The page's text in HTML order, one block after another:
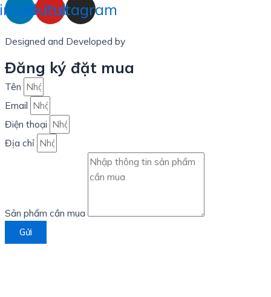
Youtube
Instagram
Designed and Developed by
Đăng ký đặt mua
Tên
Email
Điện thoại
Địa chỉ
Sản phẩm cần mua
Gửi